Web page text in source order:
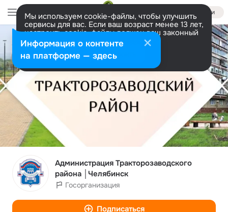
Войти
Мы используем cookie-файлы, чтобы улучшить
сервисы для вас. Если ваш возраст менее 13 лет,
настроить cookie-файлы должен ваш законный
представитель. Больше информации
Разрешить все Настроить
Администрация Тракторозаводского
района │Челябинск
Госорганизация
Подписаться
Информация о контенте
на платформе — здесь